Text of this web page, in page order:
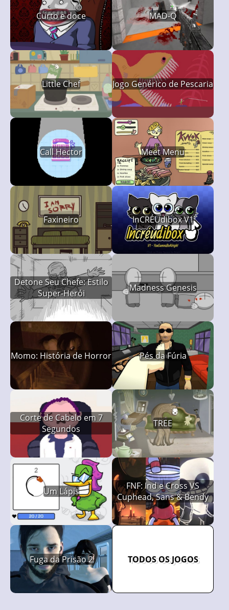
Curto e doce MAD-Q
Little Chef Jogo Genérico de Pescaria
Call Hector Meet Menu
Faxineiro InCRÉUdibox V1
Detone Seu Chefe: Estilo
Super-Herói
Madness Genesis
Momo: História de Horror Pés da Fúria
Corte de Cabelo em 7
Segundos
TREE
Um Lápis
FNF: Indie Cross VS
Cuphead, Sans & Bendy
Fuga da Prisão 2 TODOS OS JOGOS